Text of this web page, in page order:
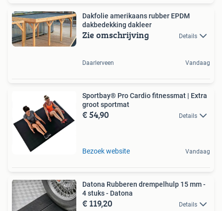
Dakfolie amerikaans rubber EPDM
dakbedekking dakleer
Zie omschrijving Details
Daarlerveen Vandaag
Sportbay® Pro Cardio fitnessmat | Extra
groot sportmat
€ 54,90 Details
Bezoek website Vandaag
Datona Rubberen drempelhulp 15 mm -
4 stuks - Datona
€ 119,20 Details